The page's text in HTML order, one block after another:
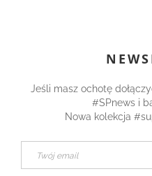
Jeśli masz ochotę
#SPnews i
Nowa kolekcja